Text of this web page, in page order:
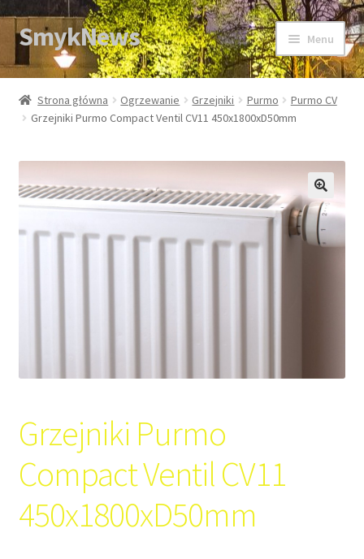
Przejdź
do
nawigacji
Przejdź
do
treści
SmykNews Menu
Strona główna
Strona główna Ogrzewanie Grzejniki Purmo
Purmo CV
Grzejniki Purmo Compact Ventil CV11 450x1800xD50mm
Grzejniki Purmo
Compact Ventil CV11
450x1800xD50mm